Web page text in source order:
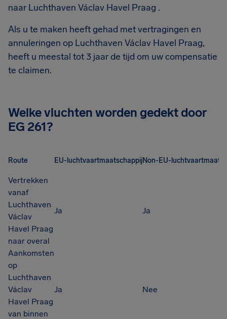
naar Luchthaven Václav Havel Praag .
Als u te maken heeft gehad met vertragingen en
annuleringen op Luchthaven Václav Havel Praag,
heeft u meestal tot 3 jaar de tijd om uw compensatie
te claimen.
Welke vluchten worden gedekt door
EG 261?
Route EU-luchtvaartmaatschappijNon-EU-
Vertrekken
vanaf
Luchthaven
Václav
Havel Praag
naar overal
Ja Ja
Aankomsten
op
Luchthaven
Václav
Havel Praag
van binnen
Ja Nee